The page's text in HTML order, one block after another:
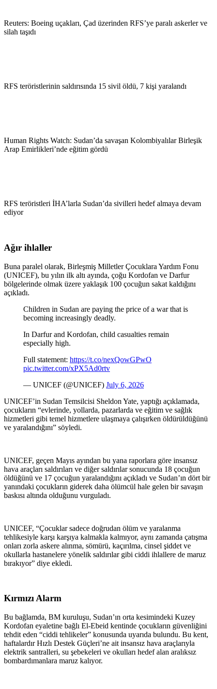
Reuters: Boeing uçakları, Çad üzerinden RFS’ye paralı askerler ve
silah taşıdı
RFS teröristlerinin saldırısında 15 sivil öldü, 7 kişi yaralandı
Human Rights Watch: Sudan’da savaşan Kolombiyalılar Birleşik
Arap Emirlikleri’nde eğitim gördü
RFS teröristleri İHA’larla Sudan’da sivilleri hedef almaya devam
ediyor
Ağır ihlaller
Buna paralel olarak, Birleşmiş Milletler Çocuklara Yardım Fonu
(UNICEF), bu yılın ilk altı ayında, çoğu Kordofan ve Darfur
bölgelerinde olmak üzere yaklaşık 100 çocuğun sakat kaldığını
açıkladı.
Children in Sudan are paying the price of a war that is
becoming increasingly deadly.
In Darfur and Kordofan, child casualties remain
especially high.
Full statement: https://t.co/nexQowGPwO
pic.twitter.com/xPX5Ad0rtv
— UNICEF (@UNICEF) July 6, 2026
UNICEF’in Sudan Temsilcisi Sheldon Yate, yaptığı açıklamada,
çocukların “evlerinde, yollarda, pazarlarda ve eğitim ve sağlık
hizmetleri gibi temel hizmetlere ulaşmaya çalışırken öldürüldüğünü
ve yaralandığını” söyledi.
UNICEF, geçen Mayıs ayından bu yana raporlara göre insansız
hava araçları saldırıları ve diğer saldırılar sonucunda 18 çocuğun
öldüğünü ve 17 çocuğun yaralandığını açıkladı ve Sudan’ın dört bir
yanındaki çocukların giderek daha ölümcül hale gelen bir savaşın
baskısı altında olduğunu vurguladı.
UNICEF, “Çocuklar sadece doğrudan ölüm ve yaralanma
tehlikesiyle karşı karşıya kalmakla kalmıyor, aynı zamanda çatışma
onları zorla askere alınma, sömürü, kaçırılma, cinsel şiddet ve
okullarla hastanelere yönelik saldırılar gibi ciddi ihlallere de maruz
bırakıyor” diye ekledi.
Kırmızı Alarm
Bu bağlamda, BM kuruluşu, Sudan’ın orta kesimindeki Kuzey
Kordofan eyaletine bağlı El-Ebeid kentinde çocukların güvenliğini
tehdit eden “ciddi tehlikeler” konusunda uyarıda bulundu. Bu kent,
haftalardır Hızlı Destek Güçleri’ne ait insansız hava araçlarıyla
elektrik santralleri, su şebekeleri ve okulları hedef alan aralıksız
bombardımanlara maruz kalıyor.